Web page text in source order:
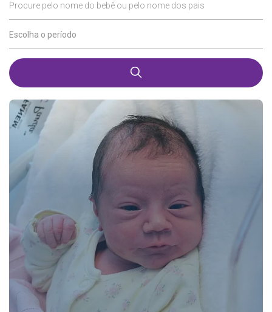
Procure pelo nome do bebê ou pelo nome dos pais
Escolha o período